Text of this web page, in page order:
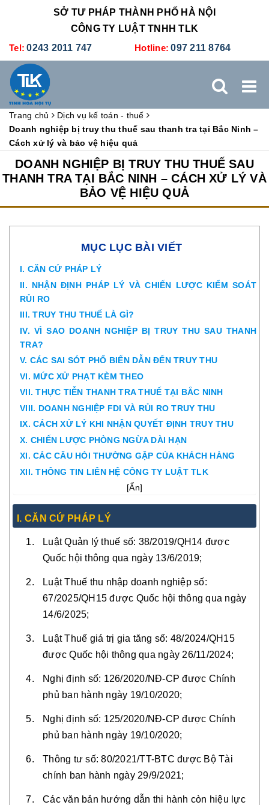
SỞ TƯ PHÁP THÀNH PHỐ HÀ NỘI
CÔNG TY LUẬT TNHH TLK
Tel: 0243 2011 747 Hotline: 097 211 8764
DỊCH VỤ KẾ TOÁN - THUẾ XÚC TIẾN THƯƠNG MẠI
ĐÀO TẠO TUYỂN DỤNG LIÊN HỆ
Trang chủ
Dịch vụ kế toán - thuế
Doanh nghiệp bị truy thu thuế sau thanh tra tại Bắc Ninh –
Cách xử lý và bảo vệ hiệu quả
DOANH NGHIỆP BỊ TRUY THU THUẾ SAU
THANH TRA TẠI BẮC NINH – CÁCH XỬ LÝ VÀ
BẢO VỆ HIỆU QUẢ
MỤC LỤC BÀI VIẾT
I. CĂN CỨ PHÁP LÝ
II. NHẬN ĐỊNH PHÁP LÝ VÀ CHIẾN LƯỢC KIỂM SOÁT
RỦI RO
III. TRUY THU THUẾ LÀ GÌ?
IV. VÌ SAO DOANH NGHIỆP BỊ TRUY THU SAU THANH
TRA?
V. CÁC SAI SÓT PHỔ BIẾN DẪN ĐẾN TRUY THU
VI. MỨC XỬ PHẠT KÈM THEO
VII. THỰC TIỄN THANH TRA THUẾ TẠI BẮC NINH
VIII. DOANH NGHIỆP FDI VÀ RỦI RO TRUY THU
IX. CÁCH XỬ LÝ KHI NHẬN QUYẾT ĐỊNH TRUY THU
X. CHIẾN LƯỢC PHÒNG NGỪA DÀI HẠN
XI. CÁC CÂU HỎI THƯỜNG GẶP CỦA KHÁCH HÀNG
XII. THÔNG TIN LIÊN HỆ CÔNG TY LUẬT TLK
[Ẩn]
I. CĂN CỨ PHÁP LÝ
Luật Quản lý thuế số: 38/2019/QH14 được
Quốc hội thông qua ngày 13/6/2019;
Luật Thuế thu nhập doanh nghiệp số:
67/2025/QH15 được Quốc hội thông qua ngày
14/6/2025;
Luật Thuế giá trị gia tăng số: 48/2024/QH15
được Quốc hội thông qua ngày 26/11/2024;
Nghị định số: 126/2020/NĐ-CP được Chính
phủ ban hành ngày 19/10/2020;
Nghị định số: 125/2020/NĐ-CP được Chính
phủ ban hành ngày 19/10/2020;
Thông tư số: 80/2021/TT-BTC được Bộ Tài
chính ban hành ngày 29/9/2021;
Các văn bản hướng dẫn thi hành còn hiệu lực